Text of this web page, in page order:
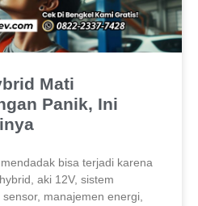
Mati
Panik, Ini
bisa terjadi karena
aki 12V, sistem
manajemen energi,